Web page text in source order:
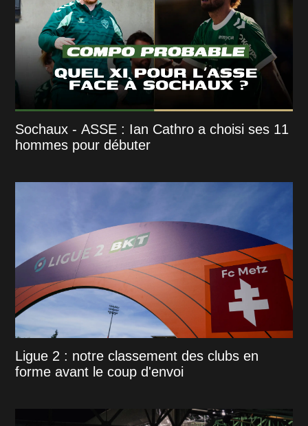
Sochaux - ASSE : Ian Cathro a choisi ses 11
hommes pour débuter
Ligue 2 : notre classement des clubs en
forme avant le coup d'envoi